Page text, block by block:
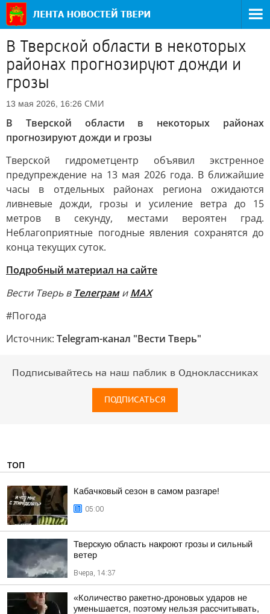
В Тверской области в некоторых
районах прогнозируют дожди и
грозы
13 мая 2026, 16:26 СМИ
В Тверской области в некоторых районах
прогнозируют дожди и грозы
Тверской гидрометцентр объявил экстренное
предупреждение на 13 мая 2026 года. В ближайшие
часы в отдельных районах региона ожидаются
ливневые дожди, грозы и усиление ветра до 15
метров в секунду, местами вероятен град.
Неблагоприятные погодные явления сохранятся до
конца текущих суток.
Подробный материал на сайте
Вести Тверь в ТелеграмиМАХ
#Погода
Источник: Telegram-канал "Вести Тверь"
Подписывайтесь на наш паблик в Одноклассниках
ПОДПИСАТЬСЯ
ТОП
Кабачковый сезон в самом разгаре!
05:00
Тверскую область накроют грозы и сильный
ветер
Вчера, 14:37
«Количество ракетно-дроновых ударов не
уменьшается, поэтому нельзя рассчитывать,